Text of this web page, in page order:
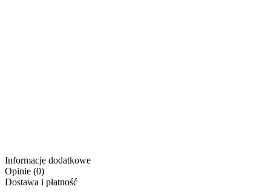
Informacje dodatkowe
Opinie (0)
Dostawa i płatność